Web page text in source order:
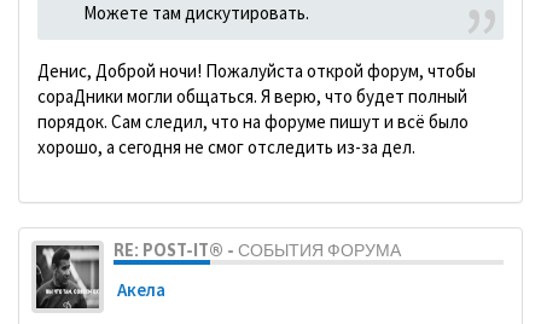
Можете там дискутировать.
Денис, Доброй ночи! Пожалуйста открой форум, чтобы
сораДники могли общаться. Я верю, что будет полный
порядок. Сам следил, что на форуме пишут и всё было
хорошо, а сегодня не смог отследить из-за дел.
RE: POST-IT® - СОБЫТИЯ ФОРУМА
Акела